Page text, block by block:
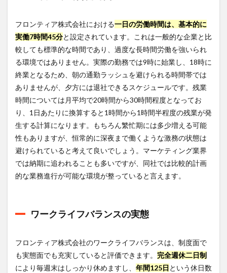
フロンティア株式会社における一日の労働時間は、基本的に
実働7時間45分と設定されています。これは一般的な企業と比
較しても標準的な時間であり、過度な長時間労働を強いられ
る環境ではありません。実際の勤務では9時に始業し、18時に
終業となるため、朝の通勤ラッシュを避けられる時間帯では
ありませんが、夕方には退社できるスケジュールです。残業
時間については月平均で20時間から30時間程度となってお
り、1日あたりに換算すると1時間から1時間半程度の残業が発
生する計算になります。もちろん繁忙期には多少増える可能
性もありますが、恒常的に深夜まで働くような激務の状態は
避けられていると考えて良いでしょう。マーケティング業界
では納期に追われることも多いですが、同社では比較的計画
的な業務進行が可能な環境が整っていると言えます。
ワークライフバランスの実態
フロンティア株式会社のワークライフバランスは、制度面で
も実態面でも充実していると評価できます。 完全週休二日制
により毎週末はしっかり休めますし、 年間125日 という休日数